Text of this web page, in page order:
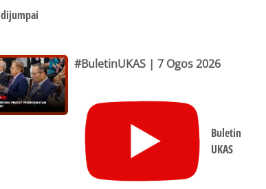
#BuletinUKAS | 7 Ogos 2026
Buletin
UKAS